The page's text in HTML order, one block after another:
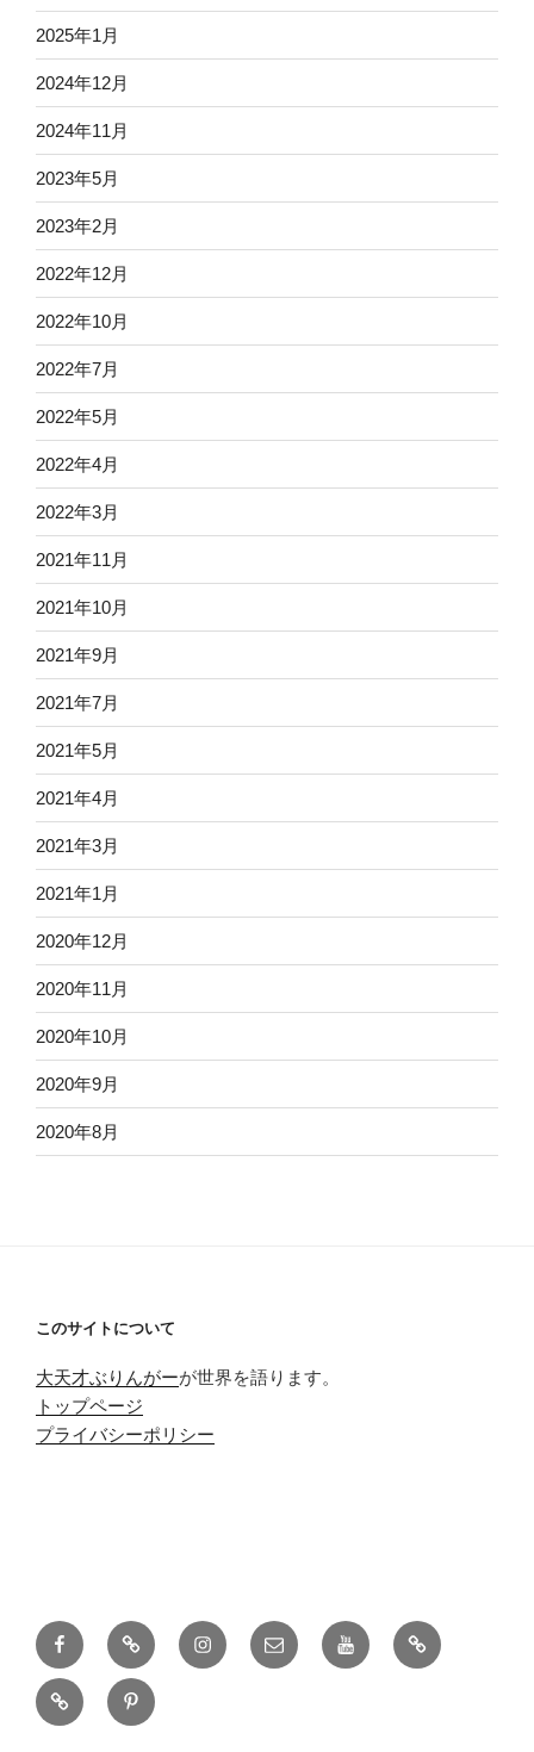
2025年1月
2024年12月
2024年11月
2023年5月
2023年2月
2022年12月
2022年10月
2022年7月
2022年5月
2022年4月
2022年3月
2021年11月
2021年10月
2021年9月
2021年7月
2021年5月
2021年4月
2021年3月
2021年1月
2020年12月
2020年11月
2020年10月
2020年9月
2020年8月
このサイトについて
大天才ぶりんがーが世界を語ります。
トップページ
プライバシーポリシー
FacebookTwitter Instagramメ
ー
Youtube pixiv
discord pinterest